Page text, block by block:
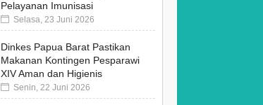
Pelayanan Imunisasi
Selasa, 23 Juni 2026
Dinkes Papua Barat Pastikan
Makanan Kontingen Pesparawi
XIV Aman dan Higienis
Senin, 22 Juni 2026